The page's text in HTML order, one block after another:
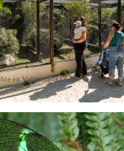
en Vallée de la Drôme À environ ...